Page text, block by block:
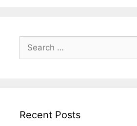
Search
for:
Recent Posts